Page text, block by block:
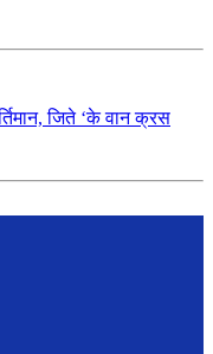
जिते ‘के वान क्रस